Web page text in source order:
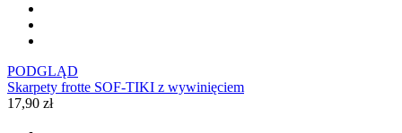
PODGLĄD
Skarpety frotte SOF-TIKI z wywinięciem
17,90 zł